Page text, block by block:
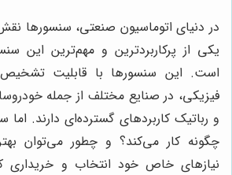
در دنیای اتوماسیون صنعتی، سنسورها
یکی از پرکاربردترین و مهم‌ترین این
است. این سنسورها با قابلیت
فیزیکی، در صنایع مختلف از جمله
و رباتیک کاربردهای گسترده‌ای دارند.
چگونه کار می‌کند؟ و چطور می‌توان
نیازهای خاص خود انتخاب و خریداری